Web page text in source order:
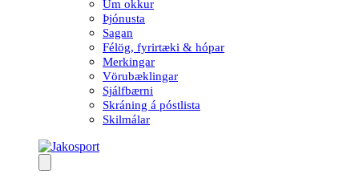
Um okkur
Þjónusta
Sagan
Félög, fyrirtæki & hópar
Merkingar
Vörubæklingar
Sjálfbærni
Skráning á póstlista
Skilmálar